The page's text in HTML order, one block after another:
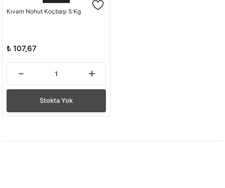
Kıvam Nohut Koçbaşı 5 Kg
₺ 107,67
Stokta Yok